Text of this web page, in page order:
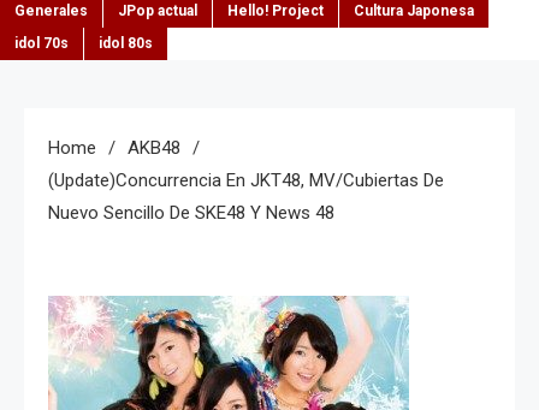
Generales
JPop actual Hello! Project
Cultura Japonesa
idol 70s
idol 80s
Home
AKB48
(Update)Concurrencia En JKT48, MV/cubiertas De
Nuevo Sencillo De SKE48 Y News 48